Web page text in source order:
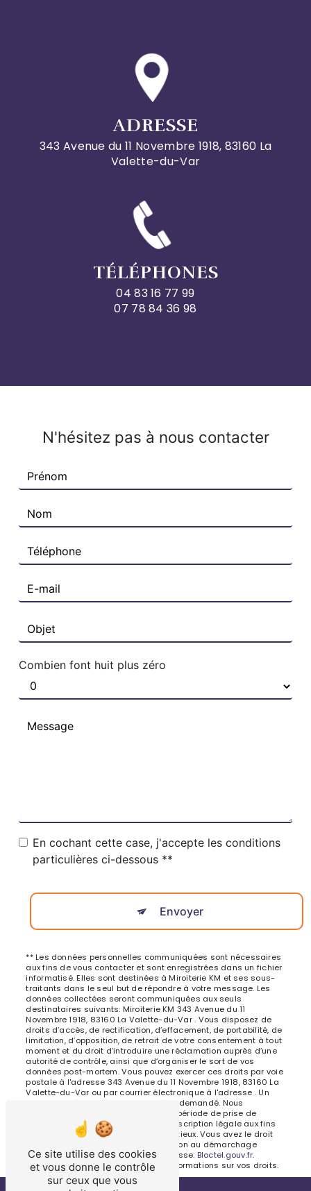
ADRESSE
343 Avenue du 11 Novembre 1918, 83160 La
Valette-du-Var
TÉLÉPHONES
04 83 16 77 99
07 78 84 36 98
N'hésitez pas à nous contacter
Combien font huit plus zéro
En cochant cette case, j'accepte les conditions
particulières ci-dessous **
Envoyer
** Les données personnelles communiquées sont nécessaires
aux fins de vous contacter et sont enregistrées dans un fichier
informatisé. Elles sont destinées à Miroiterie KM et ses sous-
traitants dans le seul but de répondre à votre message. Les
données collectées seront communiquées aux seuls
destinataires suivants: Miroiterie KM 343 Avenue du 11
Novembre 1918, 83160 La Valette-du-Var . Vous disposez de
droits d’accès, de rectification, d’effacement, de portabilité, de
limitation, d’opposition, de retrait de votre consentement à tout
moment et du droit d’introduire une réclamation auprès d’une
autorité de contrôle, ainsi que d’organiser le sort de vos
données post-mortem. Vous pouvez exercer ces droits par voie
postale à l'adresse 343 Avenue du 11 Novembre 1918, 83160 La
Valette-du-Var ou par courrier électronique à l'adresse . Un
justificatif d'identité pourra vous être demandé. Nous
conservons vos données pendant la période de prise de
contact puis pendant la durée de prescription légale aux fins
probatoires et de gestion des contentieux. Vous avez le droit
de vous inscrire sur la liste d'opposition au démarchage
téléphonique, disponible à cette adresse: Bloctel.gouv.fr.
Consultez le site cnil.fr pour plus d’informations sur vos droits.
Ce site utilise des cookies
et vous donne le contrôle
sur ceux que vous